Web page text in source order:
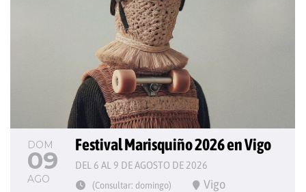
DOM
09
AGO
Festival Marisquiño 2026 en Vigo
DEL 6 AL 9 DE AGOSTO DE 2026
(Consultar: domingo) Vigo